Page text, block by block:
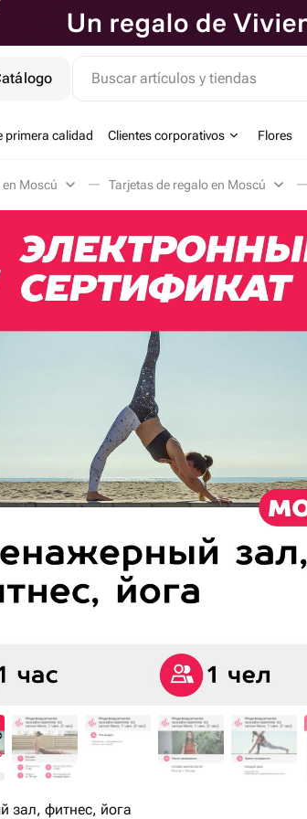
Buscar artículos y tiendas
primera calidad Clientes corporativos Flores
Moscú Tarjetas de regalo en Moscú
зал, фитнес, йога